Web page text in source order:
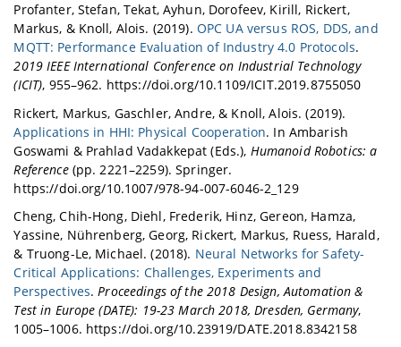
Profanter, Stefan, Tekat, Ayhun, Dorofeev, Kirill, Rickert,
Markus, & Knoll, Alois. (2019). OPC UA versus ROS, DDS, and
MQTT: Performance Evaluation of Industry 4.0 Protocols.
2019 IEEE International Conference on Industrial Technology
(ICIT), 955–962. https://doi.org/10.1109/ICIT.2019.8755050
Rickert, Markus, Gaschler, Andre, & Knoll, Alois. (2019).
Applications in HHI: Physical Cooperation. In Ambarish
Goswami & Prahlad Vadakkepat (Eds.), Humanoid Robotics: a
Reference(pp. 2221–2259). Springer.
https://doi.org/10.1007/978-94-007-6046-2_129
Cheng, Chih-Hong, Diehl, Frederik, Hinz, Gereon, Hamza,
Yassine, Nührenberg, Georg, Rickert, Markus, Ruess, Harald,
& Truong-Le, Michael. (2018). Neural Networks for Safety-
Critical Applications: Challenges, Experiments and
Perspectives.Proceedings of the 2018 Design, Automation &
Test in Europe (DATE): 19-23 March 2018, Dresden, Germany,
1005–1006. https://doi.org/10.23919/DATE.2018.8342158